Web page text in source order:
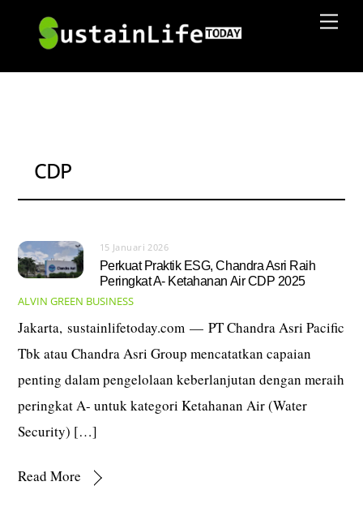
content
CDP
15 Januari 2026
Perkuat Praktik ESG, Chandra Asri Raih
Peringkat A- Ketahanan Air CDP 2025
ALVIN GREEN BUSINESS
Jakarta, sustainlifetoday.com — PT Chandra Asri Pacific
Tbk atau Chandra Asri Group mencatatkan capaian
penting dalam pengelolaan keberlanjutan dengan meraih
peringkat A- untuk kategori Ketahanan Air (Water
Security) […]
Read More